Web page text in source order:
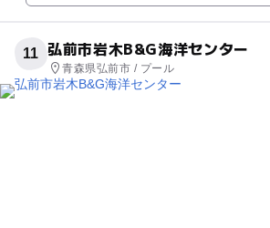
11 弘前市岩木B&G海洋センター
青森県弘前市 / プール